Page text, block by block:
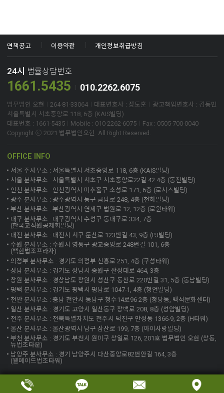
면책공고 이용약관 개인정보취급방침
24시 법률상담번호
1661.5435 010.2262.6075
법무법인 오현 264-81-33064 대표변호사 : 정도훈
광고책임변호사 : 김동민
서울특별시 서초중앙로 118, 6층 (KAIS빌딩)
대표번호 : 1661-5435
Mobile : 010-2262-6075
Fax : 0505-700-0040
Copyright ⓒ 2021 법무법인오현. All Right Reserved.
OFFICE INFO
서울 주사무소 : 서울특별시 서초중앙로 118, 6층 (KAIS빌딩)
서울 분사무소 : 서울특별시 서초구 서초중앙로22길 42 4층 (동진빌딩)
인천 분사무소 : 인천광역시 미추홀구 소성로 171, 6층 (로시스빌딩)
광주 분사무소 : 광주광역시 동구 금남로 248, 4층 (천하빌딩)
부산 분사무소 : 부산광역시 연제구 법원로 12, 12층 (로윈타워)
대구 분사무소 : 대구광역시 수성구 동대구로 334, 7층
(한국교직원공제회빌딩)
대전 분사무소 : 대전시 서구 둔산로 123번길 43, 9층 (PJ빌딩)
수원 분사무소 : 수원시 영통구 광교중앙로 248번길 101, 6층
(백현법조프라자)
의정부 분사무소 : 경기도 의정부 신흥로 251, 4층 (구성타워)
성남 분사무소 : 경기도 성남시 중원구 산성대로 464, 3층
창원 분사무소 : 경상남도 창원시 성산구 동산로 220번길 31, 5층 (동남빌딩)
평택 분사무소 : 경기도 평택시 평남로 1047-1, 4층 (청언빌딩)
천안 분사무소 : 충남 천안시 동남구 청수14로96 2층 (청당동, 백석문화센터)
일산 분사무소 : 경기도 고양시 일산동구 장백로 208, 8층 (성암빌딩)
전주 분사무소 : 전북특별자치도 전주시 덕진구 만성동 1366-9, 2층 (H타워)
울산 분사무소 : 울산광역시 남구 삼산로 199, 7층 (아이사랑빌딩)
부천 분사무소 : 경기도 부천시 원미구 상일로 126, 201호 법무법인 오현 (상동,
뉴법조타운)
남양주 분사무소 : 경기 남양주시 다산중앙로82번안길 164, 3층
(웰메이드법조타워)